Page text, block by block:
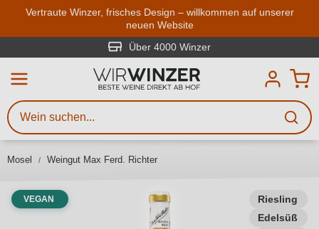
Zum Hauptinhalt springen
Vertraute Winzer, frisches Design – willkommen auf unserer
neuen Website
Über 4000 Winzer
Mosel Weingut Max Ferd. Richter
Riesling
Edelsüß
VEGAN
Weinsuche
Mindestens 3 Zeichen eingeben
Beschreiben Sie, welchen Wein
Sie suchen – ob nach Geschmack,